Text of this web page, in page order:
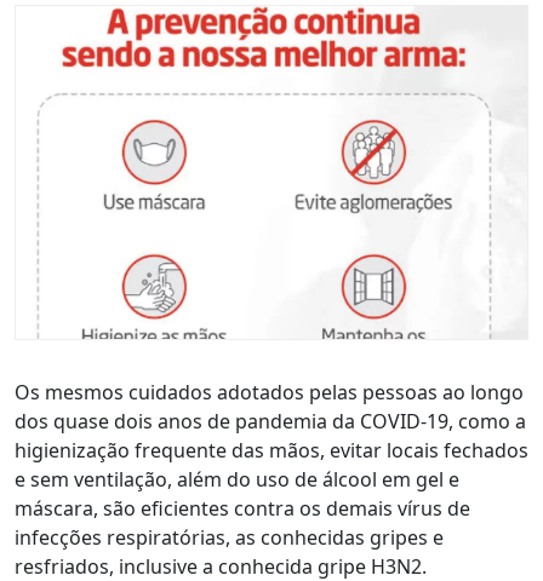
Os mesmos cuidados adotados pelas pessoas ao longo
dos quase dois anos de pandemia da COVID-19, como a
higienização frequente das mãos, evitar locais fechados
e sem ventilação, além do uso de álcool em gel e
máscara, são eficientes contra os demais vírus de
infecções respiratórias, as conhecidas gripes e
resfriados, inclusive a conhecida gripe H3N2.